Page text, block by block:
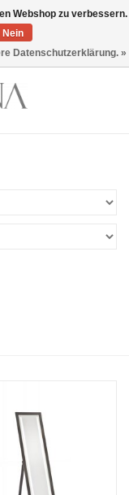
/ hier zum B2B Shop
Webshop zu verbessern.
Nein
Datenschutzerklärung. »